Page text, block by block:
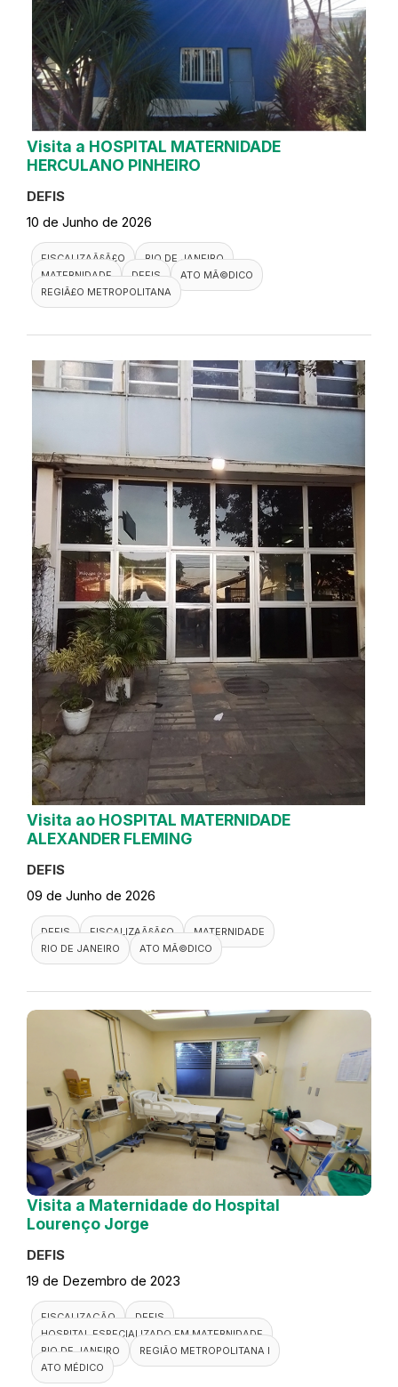
Visita a HOSPITAL MATERNIDADE
HERCULANO PINHEIRO
DEFIS
10 de Junho de 2026
FISCALIZAÃ§Ã£O
RIO DE JANEIRO
MATERNIDADE
DEFIS
ATO MÃ©DICO
REGIÃ£O METROPOLITANA
Visita ao HOSPITAL MATERNIDADE
ALEXANDER FLEMING
DEFIS
09 de Junho de 2026
DEFIS FISCALIZAÃ§Ã£O
MATERNIDADE
RIO DE JANEIRO
ATO MÃ©DICO
Visita a Maternidade do Hospital
Lourenço Jorge
DEFIS
19 de Dezembro de 2023
FISCALIZAÇÃO
DEFIS
HOSPITAL ESPECIALIZADO EM MATERNIDADE
RIO DE JANEIRO
REGIÃO METROPOLITANA I
ATO MÉDICO